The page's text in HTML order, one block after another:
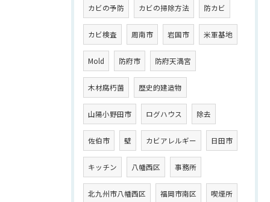
カビの予防 カビの掃除方法 防カビ
カビ検査 周南市 岩国市 米軍基地
Mold 防府市 防府天満宮
木材腐朽菌 歴史的建造物
山陽小野田市 ログハウス 除去
佐伯市 壁 カビアレルギー 日田市
キッチン 八幡西区 事務所
北九州市八幡西区 福岡市南区 喫煙所